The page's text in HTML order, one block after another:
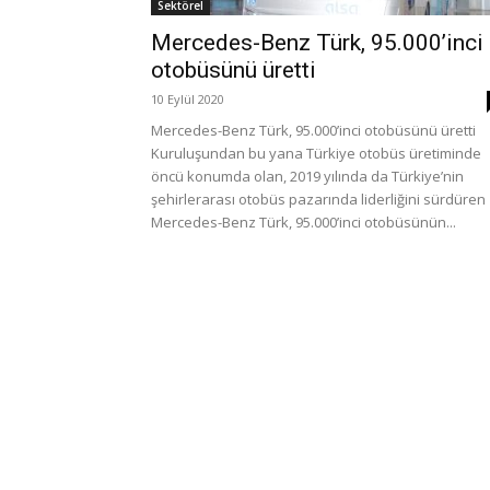
Sektörel
Mercedes-Benz Türk, 95.000’inci
otobüsünü üretti
10 Eylül 2020
Mercedes-Benz Türk, 95.000’inci otobüsünü üretti
Kuruluşundan bu yana Türkiye otobüs üretiminde
öncü konumda olan, 2019 yılında da Türkiye’nin
şehirlerarası otobüs pazarında liderliğini sürdüren
Mercedes-Benz Türk, 95.000’inci otobüsünün...